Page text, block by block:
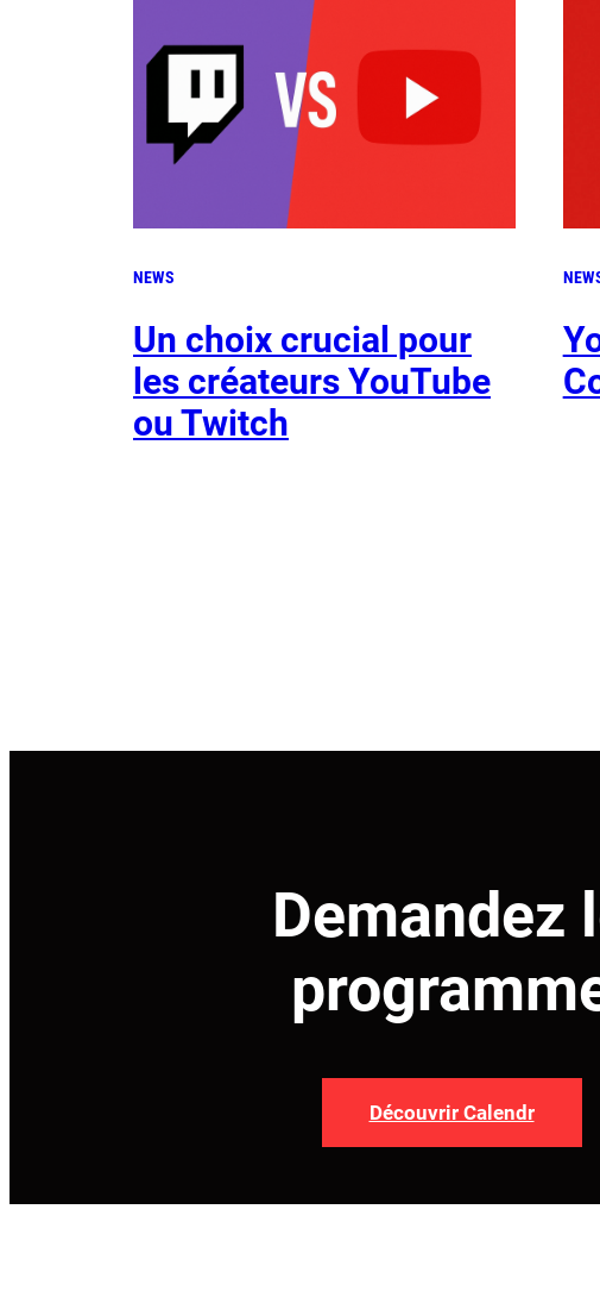
NEWS
Un choix crucial pour
les créateurs YouTube
ou Twitch
Demandez
Découvrir Calendr